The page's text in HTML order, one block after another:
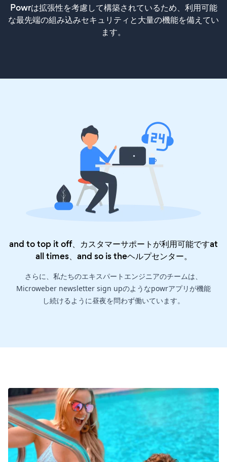
Powrは拡張性を考慮して構築されているため、利用可能
な最先端の組み込みセキュリティと大量の機能を備えてい
ます。
and to top it off、カスタマーサポートが利用可能ですat
all times、and so is theヘルプセンター。
さらに、私たちのエキスパートエンジニアのチームは、
Microweber newsletter sign upのようなpowrアプリが機能
し続けるように昼夜を問わず働いています。